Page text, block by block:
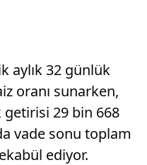
aylık 32 günlük
oranı sunarken,
getirisi 29 bin 668
vade sonu toplam
ediyor.